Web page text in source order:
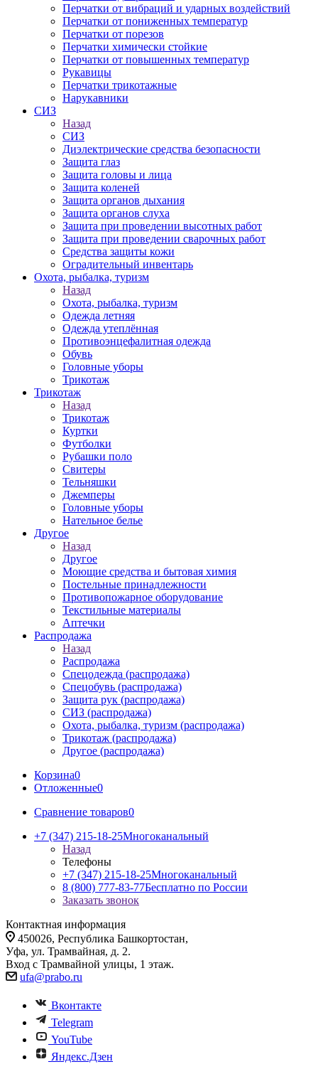
Перчатки от вибраций и ударных воздействий
Перчатки от пониженных температур
Перчатки от порезов
Перчатки химически стойкие
Перчатки от повышенных температур
Рукавицы
Перчатки трикотажные
Нарукавники
СИЗ
Назад
СИЗ
Диэлектрические средства безопасности
Защита глаз
Защита головы и лица
Защита коленей
Защита органов дыхания
Защита органов слуха
Защита при проведении высотных работ
Защита при проведении сварочных работ
Средства защиты кожи
Оградительный инвентарь
Охота, рыбалка, туризм
Назад
Охота, рыбалка, туризм
Одежда летняя
Одежда утеплённая
Противоэнцефалитная одежда
Обувь
Головные уборы
Трикотаж
Трикотаж
Назад
Трикотаж
Куртки
Футболки
Рубашки поло
Свитеры
Тельняшки
Джемперы
Головные уборы
Нательное белье
Другое
Назад
Другое
Моющие средства и бытовая химия
Постельные принадлежности
Противопожарное оборудование
Текстильные материалы
Аптечки
Распродажа
Назад
Распродажа
Спецодежда (распродажа)
Спецобувь (распродажа)
Защита рук (распродажа)
СИЗ (распродажа)
Охота, рыбалка, туризм (распродажа)
Трикотаж (распродажа)
Другое (распродажа)
Корзина0
Отложенные0
Сравнение товаров0
+7 (347) 215-18-25Многоканальный
Назад
Телефоны
+7 (347) 215-18-25Многоканальный
8 (800) 777-83-77Бесплатно по России
Заказать звонок
Контактная информация
450026, Республика Башкортостан,
Уфа, ул. Трамвайная, д. 2.
Вход с Трамвайной улицы, 1 этаж.
ufa@prabo.ru
Вконтакте
Telegram
YouTube
Яндекс.Дзен